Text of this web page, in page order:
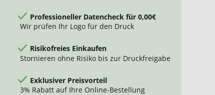
Professioneller Datencheck für 0,00€
Wir prüfen Ihr Logo für den Druck
Risikofreies Einkaufen
Stornieren ohne Risiko bis zur Druckfreigabe
Exklusiver Preisvorteil
3% Rabatt auf Ihre Online-Bestellung